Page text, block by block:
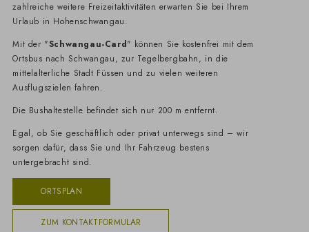
zahlreiche weitere Freizeitaktivitäten erwarten Sie bei Ihrem
Urlaub in Hohenschwangau.
Mit der "Schwangau-Card" können Sie kostenfrei mit dem
Ortsbus nach Schwangau, zur Tegelbergbahn, in die
mittelalterliche Stadt Füssen und zu vielen weiteren
Ausflugszielen fahren.
Die Bushaltestelle befindet sich nur 200 m entfernt.
Egal, ob Sie geschäftlich oder privat unterwegs sind – wir
sorgen dafür, dass Sie und Ihr Fahrzeug bestens
untergebracht sind.
ORTSPLAN
ZUM KONTAKTFORMULAR